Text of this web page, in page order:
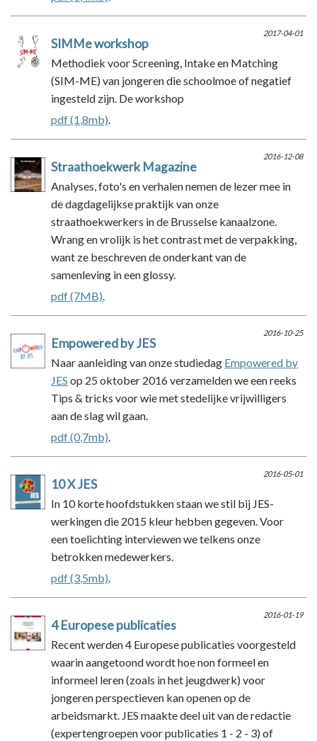
2017-04-01
SIMMe workshop
Methodiek voor Screening, Intake en Matching
(SIM-ME) van jongeren die schoolmoe of negatief
ingesteld zijn. De workshop
pdf (1,8mb).
2016-12-08
Straathoekwerk Magazine
Analyses, foto's en verhalen nemen de lezer mee in
de dagdagelijkse praktijk van onze
straathoekwerkers in de Brusselse kanaalzone.
Wrang en vrolijk is het contrast met de verpakking,
want ze beschreven de onderkant van de
samenleving in een glossy.
pdf (7MB).
2016-10-25
Empowered by JES
Naar aanleiding van onze studiedag Empowered by
JES op 25 oktober 2016 verzamelden we een reeks
Tips & tricks voor wie met stedelijke vrijwilligers
aan de slag wil gaan.
pdf (0,7mb).
2016-05-01
10 X JES
In 10 korte hoofdstukken staan we stil bij JES-
werkingen die 2015 kleur hebben gegeven. Voor
een toelichting interviewen we telkens onze
betrokken medewerkers.
pdf (3,5mb).
2016-01-19
4 Europese publicaties
Recent werden 4 Europese publicaties voorgesteld
waarin aangetoond wordt hoe non formeel en
informeel leren (zoals in het jeugdwerk) voor
jongeren perspectieven kan openen op de
arbeidsmarkt. JES maakte deel uit van de redactie
(expertengroepen voor publicaties 1 - 2 - 3) of